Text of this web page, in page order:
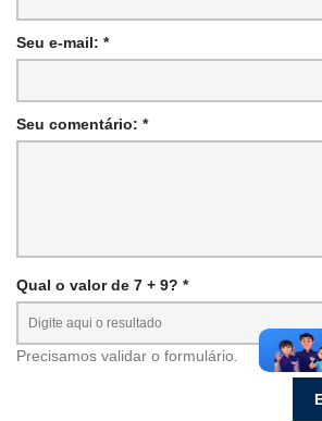
Seu e-mail: *
Seu comentário: *
Qual o valor de 7 + 9? *
Precisamos validar o formulário.